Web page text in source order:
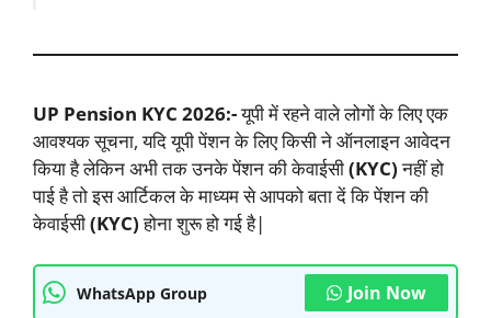
UP Pension KYC 2026:-यूपी में रहने वाले लोगों के लिए एक
आवश्यक सूचना, यदि यूपी पेंशन के लिए किसी ने ऑनलाइन आवेदन
किया है लेकिन अभी तक उनके पेंशन की केवाईसी(KYC)नहीं हो
पाई है तो इस आर्टिकल के माध्यम से आपको बता दें कि पेंशन की
केवाईसी(KYC)होना शुरू हो गई है|
WhatsApp Group Join Now